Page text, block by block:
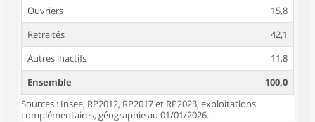
Ouvriers
15,8
Retraités
42,1
Autres inactifs
11,8
Ensemble
100,0
Sources : Insee, RP2012, RP2017 et RP2023, exploitations
complémentaires, géographie au 01/01/2026.